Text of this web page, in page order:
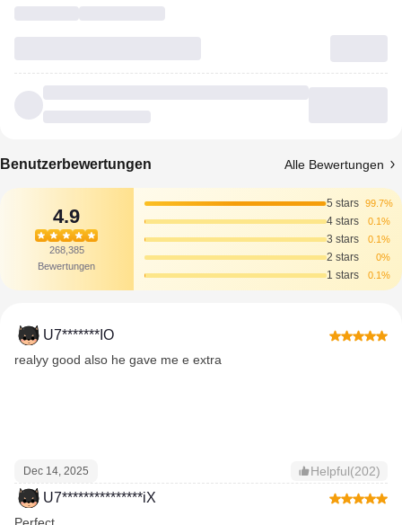
Benutzerbewertungen Alle Bewertungen
4.9
268,385
Bewertungen
5 stars 99.7%
4 stars 0.1%
3 stars 0.1%
2 stars 0%
1 stars 0.1%
U7*******IO
realyy good also he gave me e extra
Dec 14, 2025 Helpful(202)
U7***************iX